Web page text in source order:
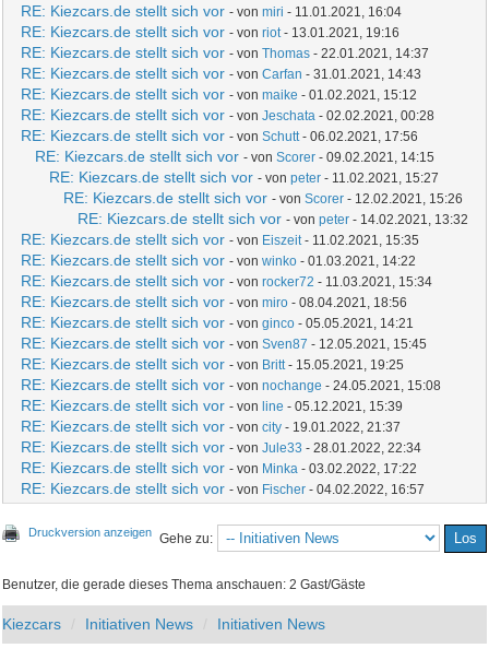
RE: Kiezcars.de stellt sich vor - vonmiri - 11.01.2021, 16:04
RE: Kiezcars.de stellt sich vor - vonriot- 13.01.2021, 19:16
RE: Kiezcars.de stellt sich vor - vonThomas - 22.01.2021, 14:37
RE: Kiezcars.de stellt sich vor - vonCarfan - 31.01.2021, 14:43
RE: Kiezcars.de stellt sich vor - vonmaike - 01.02.2021, 15:12
RE: Kiezcars.de stellt sich vor - vonJeschata - 02.02.2021, 00:28
RE: Kiezcars.de stellt sich vor - vonSchutt- 06.02.2021, 17:56
RE: Kiezcars.de stellt sich vor - vonScorer - 09.02.2021, 14:15
RE: Kiezcars.de stellt sich vor - vonpeter - 11.02.2021, 15:27
RE: Kiezcars.de stellt sich vor - vonScorer - 12.02.2021, 15:26
RE: Kiezcars.de stellt sich vor - vonpeter - 14.02.2021, 13:32
RE: Kiezcars.de stellt sich vor - von Eiszeit- 11.02.2021, 15:35
RE: Kiezcars.de stellt sich vor - vonwinko - 01.03.2021, 14:22
RE: Kiezcars.de stellt sich vor - vonrocker72 - 11.03.2021, 15:34
RE: Kiezcars.de stellt sich vor - vonmiro - 08.04.2021, 18:56
RE: Kiezcars.de stellt sich vor - vonginco - 05.05.2021, 14:21
RE: Kiezcars.de stellt sich vor - vonSven87 - 12.05.2021, 15:45
RE: Kiezcars.de stellt sich vor - von Britt- 15.05.2021, 19:25
RE: Kiezcars.de stellt sich vor - vonnochange - 24.05.2021, 15:08
RE: Kiezcars.de stellt sich vor - von line - 05.12.2021, 15:39
RE: Kiezcars.de stellt sich vor - voncity - 19.01.2022, 21:37
RE: Kiezcars.de stellt sich vor - vonJule33 - 28.01.2022, 22:34
RE: Kiezcars.de stellt sich vor - von Minka - 03.02.2022, 17:22
RE: Kiezcars.de stellt sich vor - von Fischer - 04.02.2022, 16:57
Druckversion anzeigen Gehe zu:
Benutzer, die gerade dieses Thema anschauen: 2 Gast/Gäste
Kiezcars Initiativen News Initiativen News